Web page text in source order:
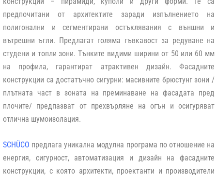
предпочитани от архитектите заради изпълнението на
полигонални и сегментирани остъклявания с външни и
вътрешни ъгли. Предлагат голяма гъвкавост за редуване на
студени и топли зони. Тънките видими ширини от 50 или 60 мм
на профила, гарантират атрактивен дизайн. Фасадните
конструкции са достатъчно сигурни: масивните брюстунг зони /
плътната част в зоната на преминаване на фасадата пред
плочите/ предпазват от прехвърляне на огън и осигуряват
отлична шумоизолация.
SCHÜCO предлага уникална модулна програма по отношение на
енергия, сигурност, автоматизация и дизайн на фасадните
конструкции, с която архитекти, проектанти и производители